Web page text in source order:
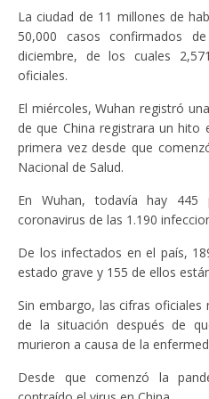
La ciudad de 11 millones de
50,000 casos confirmados
diciembre, de los cuales
oficiales.
El miércoles, Wuhan registró
de que China registrara un
primera vez desde que
Nacional de Salud.
En Wuhan, todavía hay 445
coronavirus de las 1.190
De los infectados en el país,
estado grave y 155 de ellos
Sin embargo, las cifras
de la situación después de
murieron a causa de la
Desde que comenzó la